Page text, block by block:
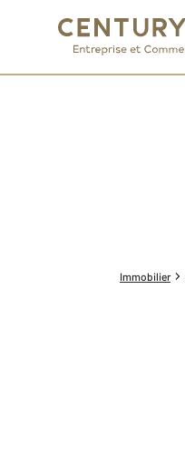
Immobilier